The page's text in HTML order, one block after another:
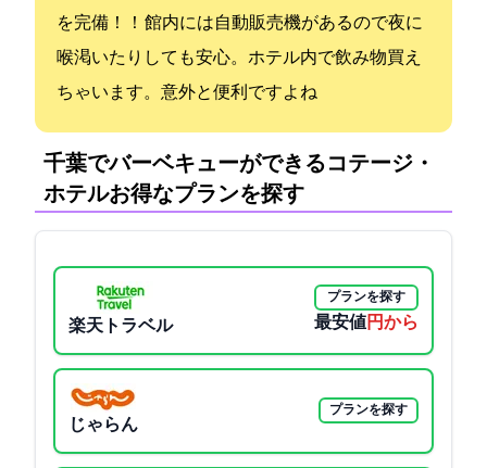
を完備！！ 館内には自動販売機があるので夜に
喉渇いたりしても安心。ホテル内で飲み物買え
ちゃいます。意外と便利ですよね
千葉でバーベキューができるコテージ・
ホテル:お得なプランを探す
楽天トラベル
プランを探す
最安値7500円から
じゃらん
プランを探す